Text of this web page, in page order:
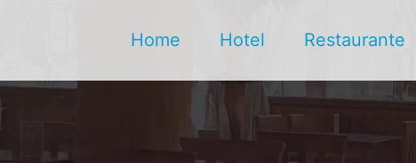
Home Hotel Restaurante